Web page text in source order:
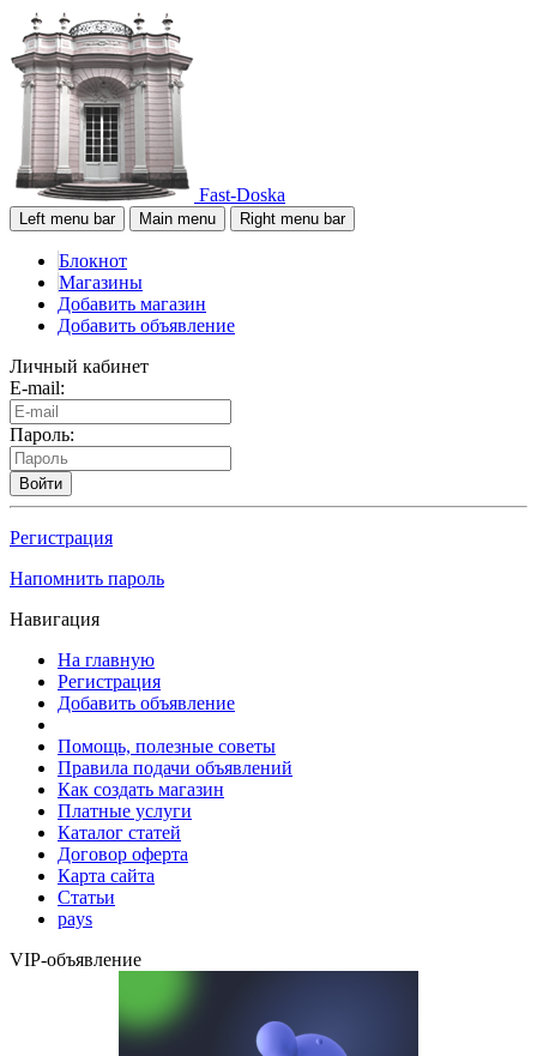
Fast-Doska
Left menu bar Main menu Right menu bar
Блокнот
Магазины
Добавить магазин
Добавить объявление
Личный кабинет
E-mail:
Пароль:
Войти
Регистрация
Напомнить пароль
Навигация
На главную
Регистрация
Добавить объявление
Помощь, полезные советы
Правила подачи объявлений
Как создать магазин
Платные услуги
Каталог статей
Договор оферта
Карта сайта
Статьи
pays
VIP-объявление